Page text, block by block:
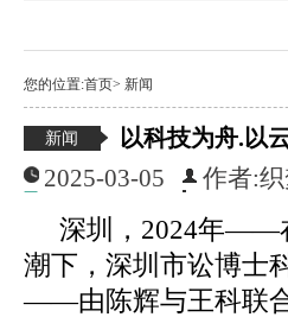
您的位置:首页> 新闻
新闻 以科技为舟.以
2025-03-05 作者:
深圳，2024年——
潮下，深圳市讼博士
——由陈辉与王科联